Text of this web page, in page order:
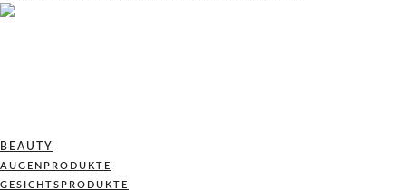
BEAUTY
AUGENPRODUKTE
GESICHTSPRODUKTE